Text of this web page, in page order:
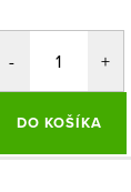
DO KOŠÍKA